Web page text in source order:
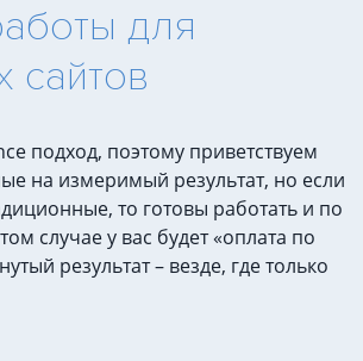
для
сайтов
подход, поэтому приветствуем
на измеримый результат, но если
то готовы работать и по
случае у вас будет «оплата по
результат – везде, где только